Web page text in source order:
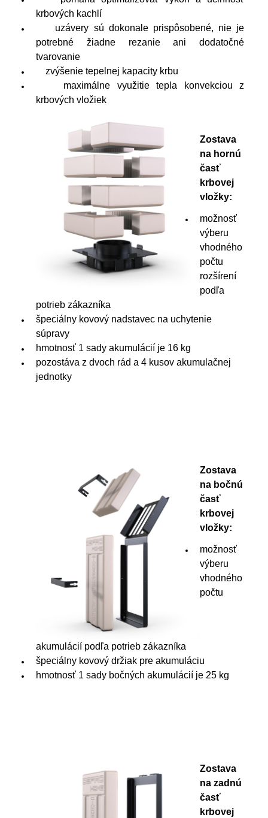
krbových kachlí
uzávery sú dokonale prispôsobené, nie je
potrebné žiadne rezanie ani dodatočné
tvarovanie
zvýšenie tepelnej kapacity krbu
maximálne využitie tepla konvekciou z
krbových vložiek
Zostava
na hornú
časť
krbovej
vložky:
možnosť
výberu
vhodného
počtu
rozšírení
podľa
potrieb zákazníka
špeciálny kovový nadstavec na uchytenie
súpravy
hmotnosť 1 sady akumulácií je 16 kg
pozostáva z dvoch rád a 4 kusov akumulačnej
jednotky
Zostava
na bočnú
časť
krbovej
vložky:
možnosť
výberu
vhodného
počtu
akumulácií podľa potrieb zákazníka
špeciálny kovový držiak pre akumuláciu
hmotnosť 1 sady bočných akumulácií je 25 kg
Zostava
na zadnú
časť
krbovej